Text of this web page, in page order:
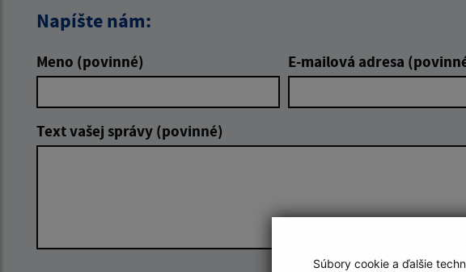
Súbory cookie a ďalšie
Napíšte nám:
Meno (povinné) E-mailová adresa
Text vašej správy (povinné)